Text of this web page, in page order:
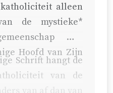
alleen
de mystieke*
met
Hoofd van Zijn
Schrift hangt de
van de